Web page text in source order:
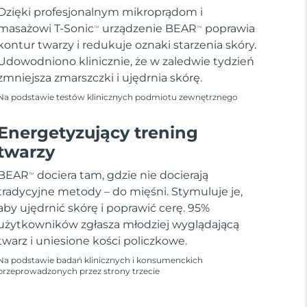
profesjonalnym mikroprądom i
T-SonicTM urządzenie BEARTM
poprawia
twarzy i redukuje oznaki starzenia skóry.
klinicznie, że w zaledwie tydzień
zmarszczki i ujędrnia skórę.
podstawie testów klinicznych podmiotu zewnętrznego
trening
TM
dociera tam, gdzie nie docierają
metody – do mięśni. Stymuluje je,
ujędrnić skórę i poprawić cerę. 95%
zgłasza młodziej wyglądającą
i uniesione kości policzkowe.
podstawie badań klinicznych i konsumenckich
przez strony trzecie